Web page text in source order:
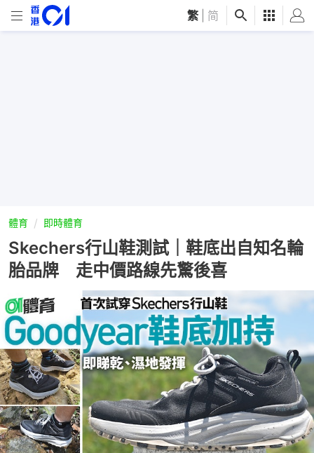
繁 简
體育 即時體育
Skechers行山鞋測試｜鞋底出自知名輪
胎品牌 走中價路線先驚後喜